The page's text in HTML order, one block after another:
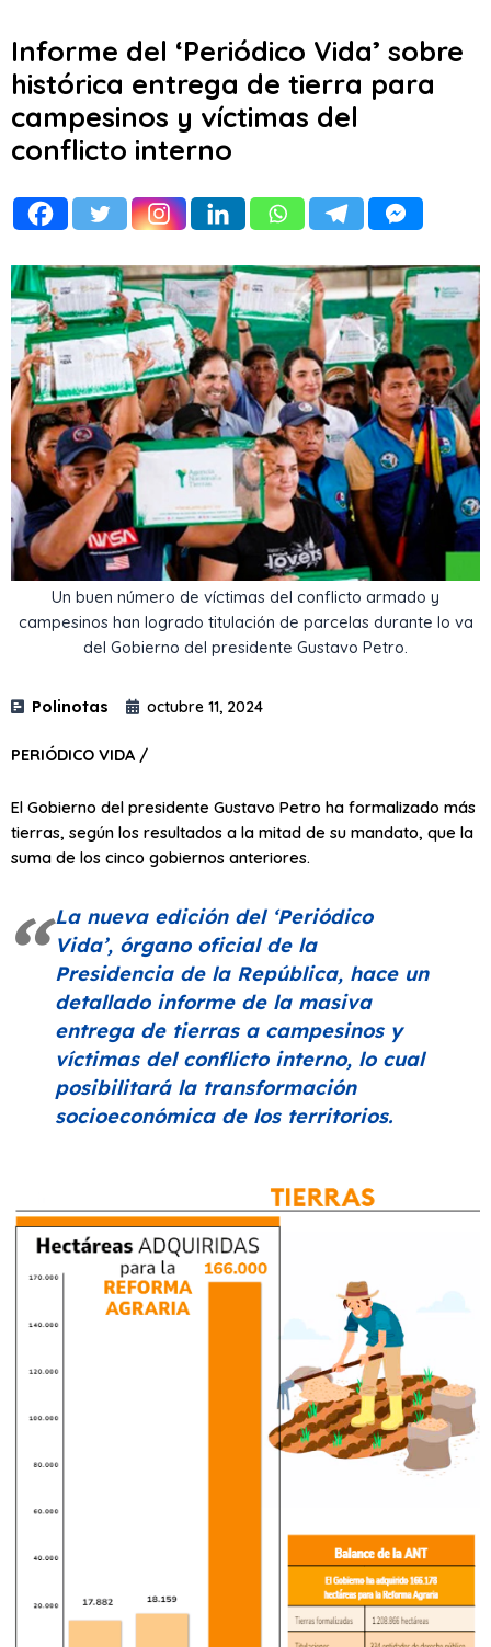
Informe del ‘Periódico Vida’ sobre
histórica entrega de tierra para
campesinos y víctimas del
conflicto interno
Un buen número de víctimas del conflicto armado y
campesinos han logrado titulación de parcelas durante lo va
del Gobierno del presidente Gustavo Petro.
Polinotas octubre 11, 2024
PERIÓDICO VIDA /
El Gobierno del presidente Gustavo Petro ha formalizado más
tierras, según los resultados a la mitad de su mandato, que la
suma de los cinco gobiernos anteriores.
La nueva edición del ‘Periódico
Vida’, órgano oficial de la
Presidencia de la República, hace un
detallado informe de la masiva
entrega de tierras a campesinos y
víctimas del conflicto interno, lo cual
posibilitará la transformación
socioeconómica de los territorios.